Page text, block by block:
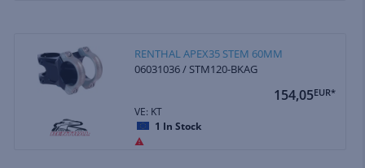
RENTHAL APEX35 STEM 60MM
06031036 / STM120-BKAG
154,05EUR*
VE: KT
1 In Stock